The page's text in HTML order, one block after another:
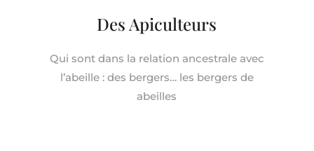
Des Apiculteurs
Qui sont dans la relation ancestrale avec
l’abeille : des bergers… les bergers de
abeilles